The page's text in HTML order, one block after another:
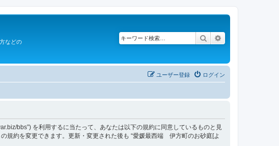
などの
検索
ログイン
ユーザー登録
bbs”) を利用するに当たって、あなたは以下の規約に同意しているものと見
規約を変更できます。更新・変更された後も “愛媛最西端 伊方町のお砂庭[よ